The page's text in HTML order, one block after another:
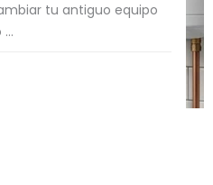
tu antiguo equipo